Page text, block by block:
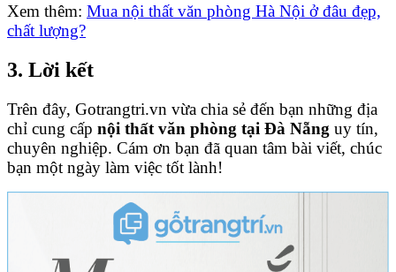
Xem thêm: Mua nội thất văn phòng Hà Nội ở đâu đẹp,
chất lượng?
3. Lời kết
Trên đây, Gotrangtri.vn vừa chia sẻ đến bạn những địa
chỉ cung cấp nội thất văn phòng tại Đà Nẵng uy tín,
chuyên nghiệp. Cám ơn bạn đã quan tâm bài viết, chúc
bạn một ngày làm việc tốt lành!